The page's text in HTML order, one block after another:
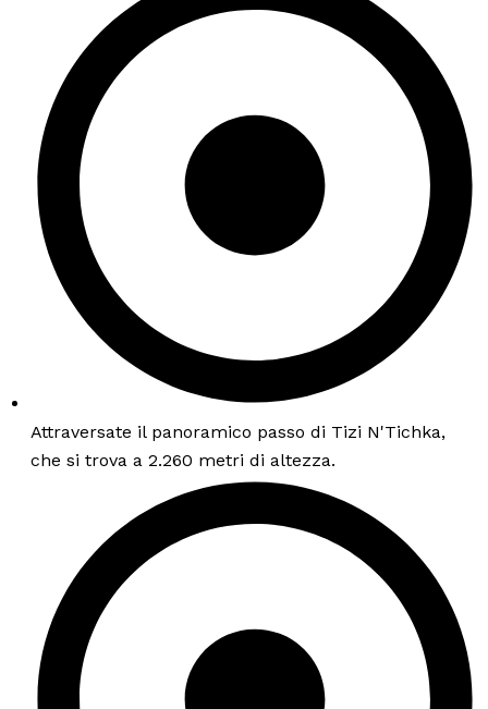
Attraversate il panoramico passo di Tizi N'Tichka,
che si trova a 2.260 metri di altezza.